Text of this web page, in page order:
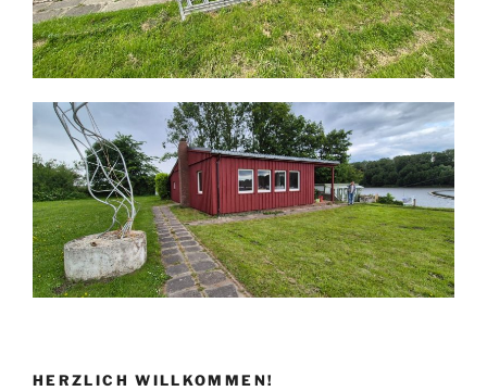
HERZLICH WILLKOMMEN!